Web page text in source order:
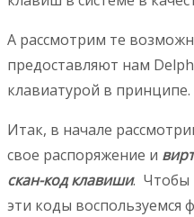
А рассмотрим те
предоставляют нам
клавиатурой в принципе.
Итак, в начале
свое распоряжение и
скан-код клавиши. Чтобы
эти коды воспользуемся